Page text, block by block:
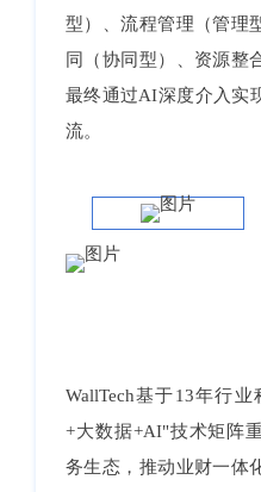
型）、流程管理（管理
同（协同型）、资源整
最终通过AI深度介入实
流。
WallTech基于13年行
+大数据+AI"技术矩阵
务生态，推动业财一体